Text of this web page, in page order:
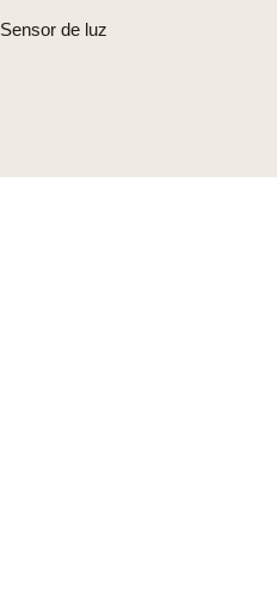
Sensor de luz